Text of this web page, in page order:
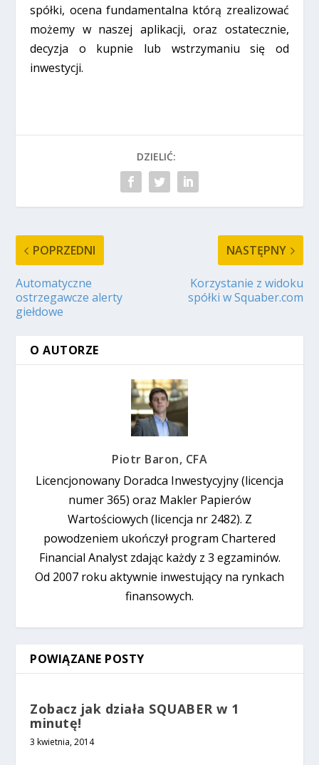
spółki, ocena fundamentalna którą zrealizować
możemy w naszej aplikacji, oraz ostatecznie,
decyzja o kupnie lub wstrzymaniu się od
inwestycji.
DZIELIĆ:
POPRZEDNI
Automatyczne
ostrzegawcze alerty
giełdowe
NASTĘPNY
Korzystanie z widoku
spółki w Squaber.com
O AUTORZE
Piotr Baron, CFA
Licencjonowany Doradca Inwestycyjny (licencja
numer 365) oraz Makler Papierów
Wartościowych (licencja nr 2482). Z
powodzeniem ukończył program Chartered
Financial Analyst zdając każdy z 3 egzaminów.
Od 2007 roku aktywnie inwestujący na rynkach
finansowych.
POWIĄZANE POSTY
Zobacz jak działa SQUABER w 1
minutę!
3 kwietnia, 2014